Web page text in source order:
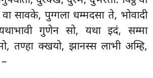
सावके, पुग्गला धम्मदसा ते, भोवादी
गुणेन सो, यथा इदं, सम्मा
तण्हा क्खयो, झानस्स लाभी अम्हि,